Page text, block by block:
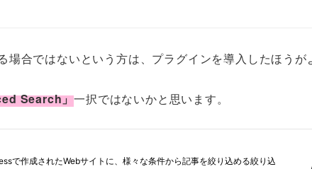
合ではないという方は、プラグインを導入したほうが
Search」一択ではないかと思います。